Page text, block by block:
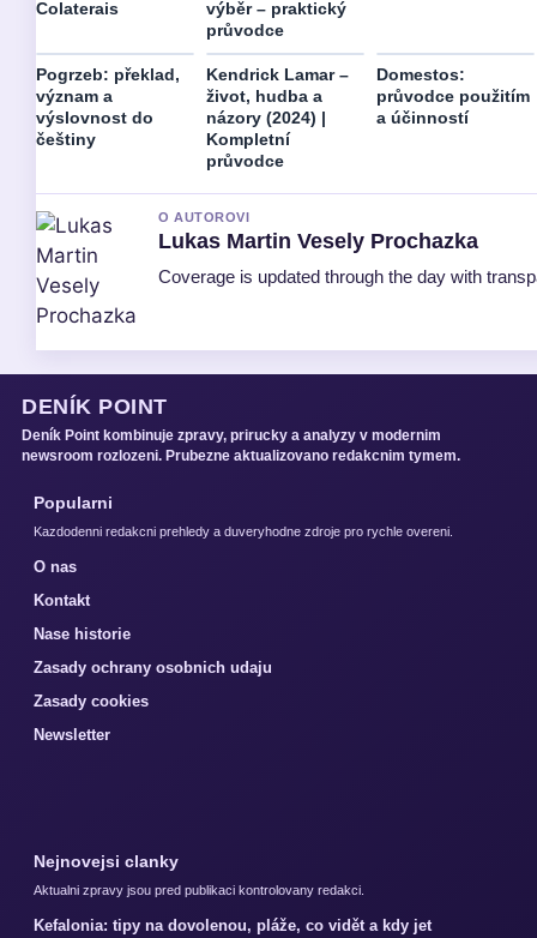
Colaterais
výběr – praktický
průvodce
Pogrzeb: překlad,
význam a
výslovnost do
češtiny
Kendrick Lamar –
život, hudba a
názory (2024) |
Kompletní
průvodce
Domestos:
průvodce použitím
a účinností
O AUTOROVI
Lukas Martin Vesely Prochazka
Coverage is updated through the day with
DENÍK POINT
Deník Point kombinuje zpravy, prirucky a analyzy v modernim
newsroom rozlozeni. Prubezne aktualizovano redakcnim tymem.
Popularni
Kazdodenni redakcni prehledy a duveryhodne zdroje pro rychle overeni.
O nas
Kontakt
Nase historie
Zasady ochrany osobnich udaju
Zasady cookies
Newsletter
Nejnovejsi clanky
Aktualni zpravy jsou pred publikaci kontrolovany redakci.
Kefalonia: tipy na dovolenou, pláže, co vidět a kdy jet